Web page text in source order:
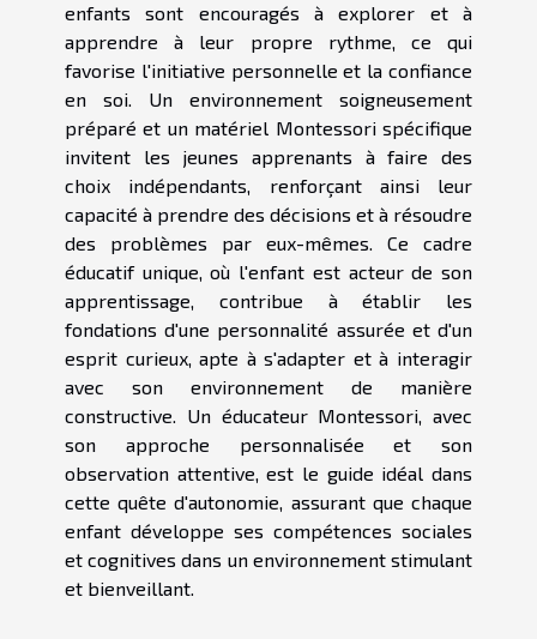
enfants sont encouragés à explorer et à
apprendre à leur propre rythme, ce qui
favorise l'initiative personnelle et la confiance
en soi. Un environnement soigneusement
préparé et un matériel Montessori spécifique
invitent les jeunes apprenants à faire des
choix indépendants, renforçant ainsi leur
capacité à prendre des décisions et à résoudre
des problèmes par eux-mêmes. Ce cadre
éducatif unique, où l'enfant est acteur de son
apprentissage, contribue à établir les
fondations d'une personnalité assurée et d'un
esprit curieux, apte à s'adapter et à interagir
avec son environnement de manière
constructive. Un éducateur Montessori, avec
son approche personnalisée et son
observation attentive, est le guide idéal dans
cette quête d'autonomie, assurant que chaque
enfant développe ses compétences sociales
et cognitives dans un environnement stimulant
et bienveillant.